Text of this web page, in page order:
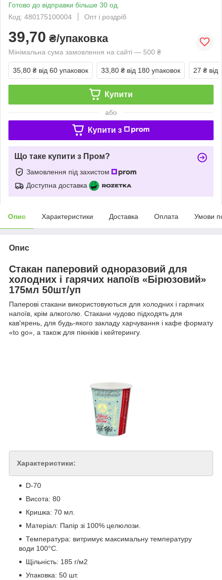
Готово до відправки більше 30 од.
Код: 480175100004
Опт і роздріб
39,70 ₴/упаковка
Мінімальна сума замовлення на сайті — 500 ₴
35,80 ₴ від 60 упаковок 33,80 ₴ від 180 упаковок 27 ₴ від
Купити
або
Купити з
Що таке купити з Пром?
Замовлення під захистом
Доступна доставка
Опис Характеристики Доставка Оплата Умови
Опис
Стакан паперовий одноразовий для
холодних і гарячих напоїв «Бірюзовий»
175мл 50шт/уп
Паперові стакани використовуються для холодних і гарячих
напоїв, крім алкоголю. Стакани чудово підходять для
кав'ярень, для будь-якого закладу харчування і кафе формату
«to go», а також для пікніків і кейтерингу.
Характеристики:
D-70
Висота: 80
Кришка: 70 мл.
Матеріал: Папір зі 100% целюлози.
Температура: витримує максимальну температуру
води 100°C.
Щільність: 185 г/м2
Упаковка: 50 шт.